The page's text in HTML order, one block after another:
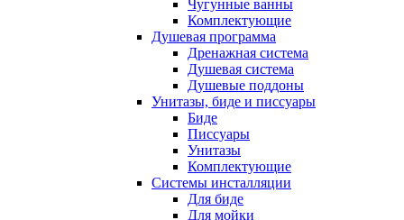
Чугунные ванны
Комплектующие
Душевая программа
Дренажная система
Душевая система
Душевые поддоны
Унитазы, биде и писсуары
Биде
Писсуары
Унитазы
Комплектующие
Системы инсталляции
Для биде
Для мойки